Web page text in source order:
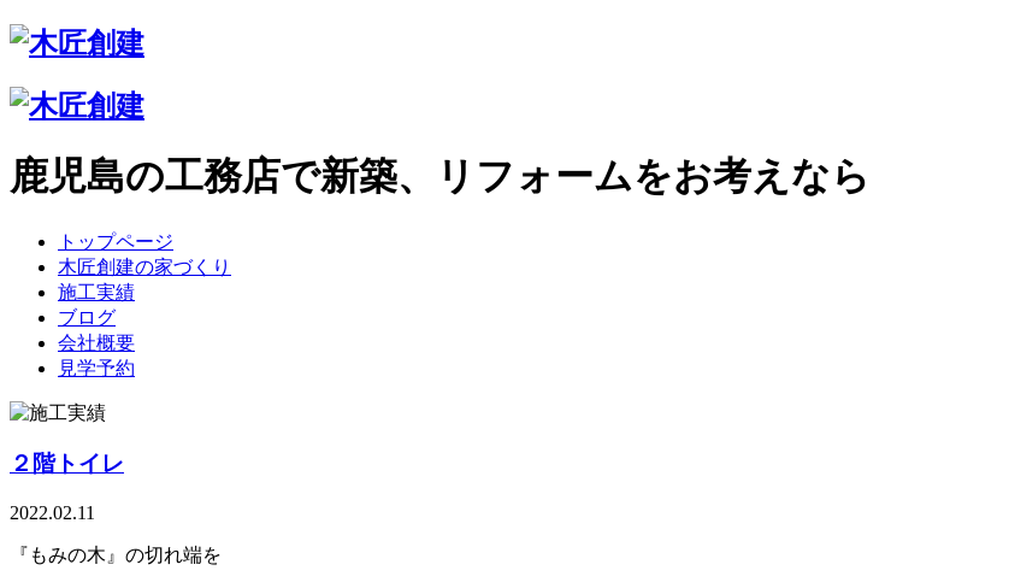
鹿児島の工務店で新築、リフォームをお考えなら
トップページ
木匠創建の家づくり
施工実績
ブログ
会社概要
見学予約
２階トイレ
2022.02.11
『もみの木』の切れ端を